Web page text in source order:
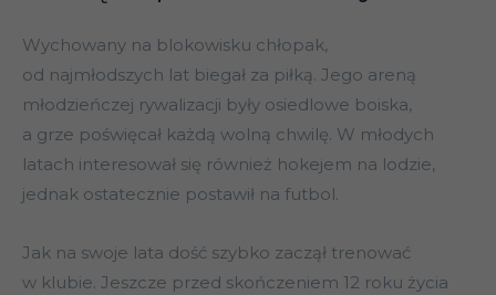
Wychowany na blokowisku chłopak,
od najmłodszych lat biegał za piłką. Jego areną
młodzieńczej rywalizacji były osiedlowe boiska,
a grze poświęcał każdą wolną chwilę. W młodych
latach interesował się również hokejem na lodzie,
jednak ostatecznie postawił na futbol.
Jak na swoje lata dość szybko zaczął trenować
w klubie. Jeszcze przed skończeniem 12 roku życia